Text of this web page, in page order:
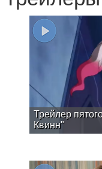
Трейлер
Квинн"